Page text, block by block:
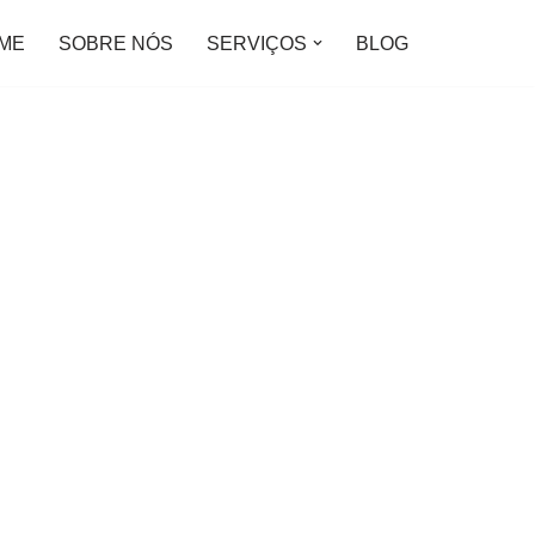
SOBRE NÓS SERVIÇOS BLOG